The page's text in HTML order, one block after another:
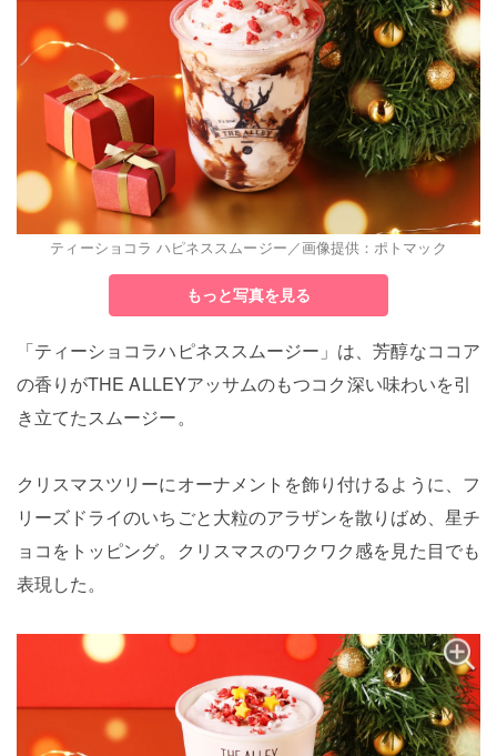
ティーショコラ ハピネススムージー／画像提供：ポトマック
もっと写真を見る
「ティーショコラハピネススムージー」は、芳醇なココア
の香りがTHE ALLEYアッサムのもつコク深い味わいを引
き立てたスムージー。
クリスマスツリーにオーナメントを飾り付けるように、フ
リーズドライのいちごと大粒のアラザンを散りばめ、星チ
ョコをトッピング。クリスマスのワクワク感を見た目でも
表現した。